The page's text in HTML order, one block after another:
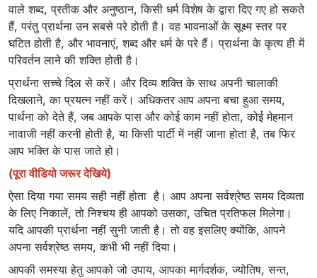
वाले शब्द, प्रतीक और अनुष्ठान, किसी धर्म विशेष के द्वारा दिए गए हो सकते
हैं, परंतु प्रार्थना उन सबसे परे होती है। वह भावनाओं के सूक्ष्म स्तर पर
घटित होती है, और भावनाएं, शब्द और धर्म के परे हैं। प्रार्थना के कृत्य ही में
परिवर्तन लाने की शक्ति होती है।
प्रार्थना सच्चे दिल से करें। और दिव्य शक्ति के साथ अपनी चालाकी
दिखलाने, का प्रयत्न नहीं करें। अधिकतर आप अपना बचा हुआ समय,
पार्थना को देते हैं, जब आपके पास और कोई काम नहीं होता, कोई मेहमान
नावाजी नहीं करनी होती है, या किसी पार्टी में नहीं जाना होता है, तब फिर
आप भक्ति के पास जाते हो।
(पूरा वीडियो जरूर देखिये)
ऐसा दिया गया समय सही नहीं होता है। आप अपना सर्वश्रेष्ठ समय दिव्यता
के लिए निकालें, तो निश्चय ही आपको उसका, उचित प्रतिफल मिलेगा।
यदि आपकी प्रार्थना नहीं सुनी जाती है। तो वह इसलिए क्योंकि, आपने
अपना सर्वश्रेष्ठ समय, कभी भी नहीं दिया।
आपकी समस्या हेतु आपको जो उपाय, आपका मार्गदर्शक, ज्योतिष, सन्त,